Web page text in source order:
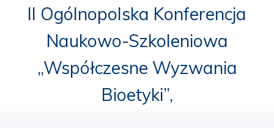
II Ogólnopolska Konferencja
Naukowo-Szkoleniowa
„Współczesne Wyzwania
Bioetyki”,